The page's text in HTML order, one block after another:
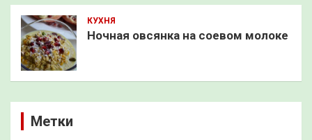
КУХНЯ
Ночная овсянка на соевом молоке
Метки